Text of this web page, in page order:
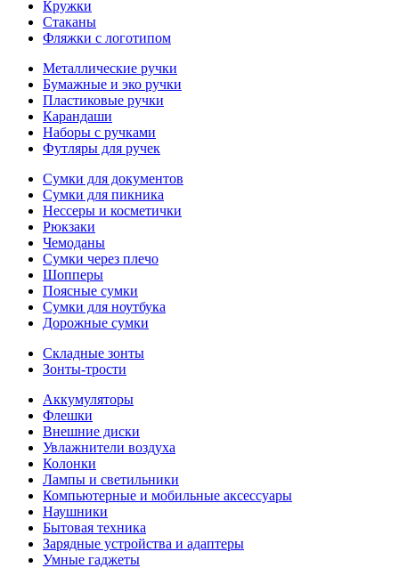
Кружки
Стаканы
Фляжки с логотипом
Металлические ручки
Бумажные и эко ручки
Пластиковые ручки
Карандаши
Наборы с ручками
Футляры для ручек
Сумки для документов
Сумки для пикника
Нессеры и косметички
Рюкзаки
Чемоданы
Сумки через плечо
Шопперы
Поясные сумки
Сумки для ноутбука
Дорожные сумки
Складные зонты
Зонты-трости
Аккумуляторы
Флешки
Внешние диски
Увлажнители воздуха
Колонки
Лампы и светильники
Компьютерные и мобильные аксессуары
Наушники
Бытовая техника
Зарядные устройства и адаптеры
Умные гаджеты